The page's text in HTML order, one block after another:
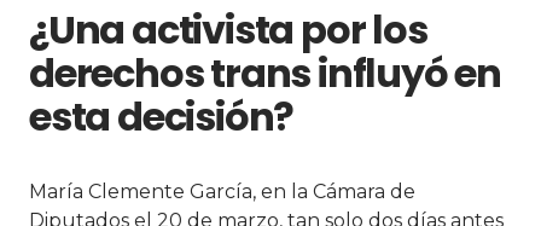
¿Una activista por los
derechos trans influyó en
esta decisión?
María Clemente García, en la Cámara de
Diputados el 20 de marzo, tan solo dos días antes